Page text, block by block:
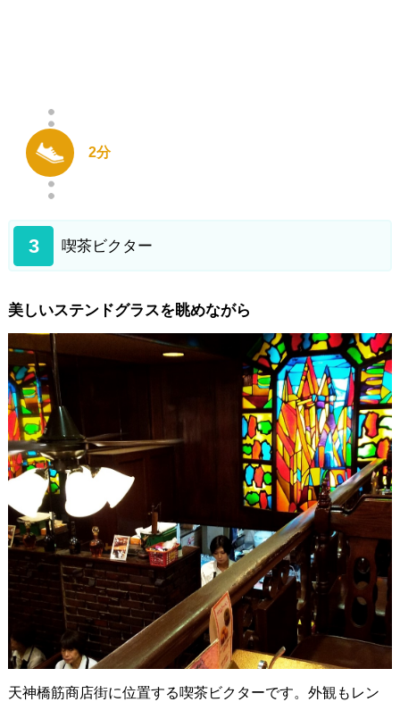
2分
3 喫茶ビクター
美しいステンドグラスを眺めながら
天神橋筋商店街に位置する喫茶ビクターです。外観もレン